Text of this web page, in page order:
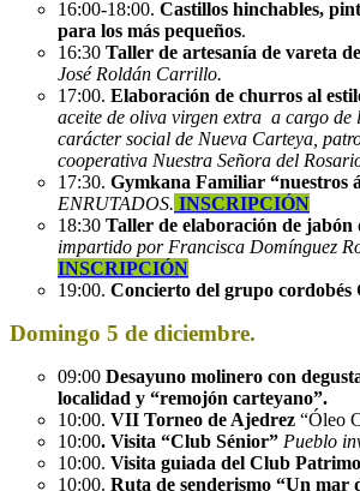
16:00-18:00. Castillos hinchables,
para los más pequeños.
16:30 Taller de artesanía de vareta
José Roldán Carrillo.
17:00. Elaboración de churros al
aceite de oliva virgen extra a cargo de
carácter social de Nueva Carteya,
cooperativa Nuestra Señora del
17:30. Gymkana Familiar “nuestros
ENRUTADOS. INSCRIPCIÓN
18:30 Taller de elaboración de jabón
impartido por Francisca Domínguez
INSCRIPCIÓN
19:00. Concierto del grupo cordobés
Domingo 5 de diciembre.
09:00 Desayuno molinero con
localidad y “remojón carteyano”.
10:00. VII Torneo de Ajedrez “Óleo
10:00. Visita “Club Sénior” Pueblo
10:00. Visita guiada del Club
10:00. Ruta de senderismo “Un mar